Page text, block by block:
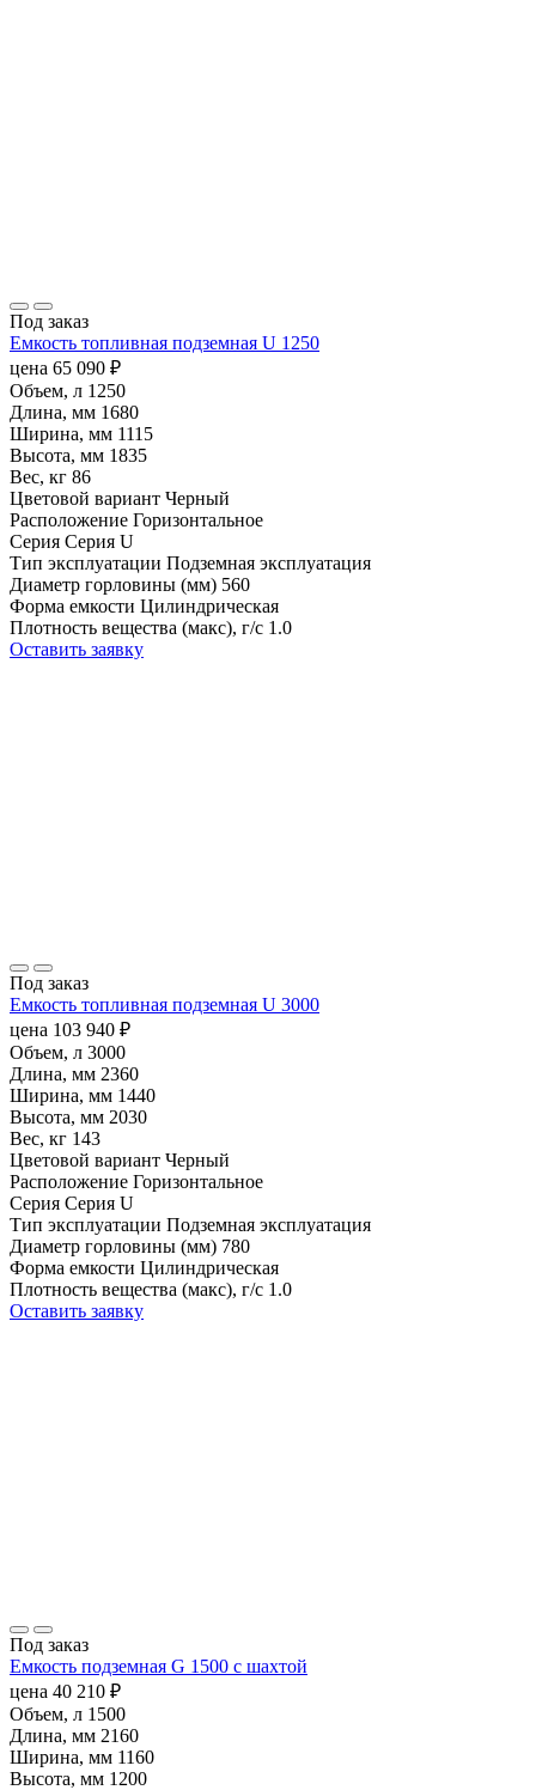
Под заказ
Емкость топливная подземная U 1250
цена 65 090 ₽
Объем, л 1250
Длина, мм 1680
Ширина, мм 1115
Высота, мм 1835
Вес, кг 86
Цветовой вариант Черный
Расположение Горизонтальное
Серия Серия U
Тип эксплуатации Подземная эксплуатация
Диаметр горловины (мм) 560
Форма емкости Цилиндрическая
Плотность вещества (макс), г/с 1.0
Оставить заявку
Под заказ
Емкость топливная подземная U 3000
цена 103 940 ₽
Объем, л 3000
Длина, мм 2360
Ширина, мм 1440
Высота, мм 2030
Вес, кг 143
Цветовой вариант Черный
Расположение Горизонтальное
Серия Серия U
Тип эксплуатации Подземная эксплуатация
Диаметр горловины (мм) 780
Форма емкости Цилиндрическая
Плотность вещества (макс), г/с 1.0
Оставить заявку
Под заказ
Емкость подземная G 1500 с шахтой
цена 40 210 ₽
Объем, л 1500
Длина, мм 2160
Ширина, мм 1160
Высота, мм 1200